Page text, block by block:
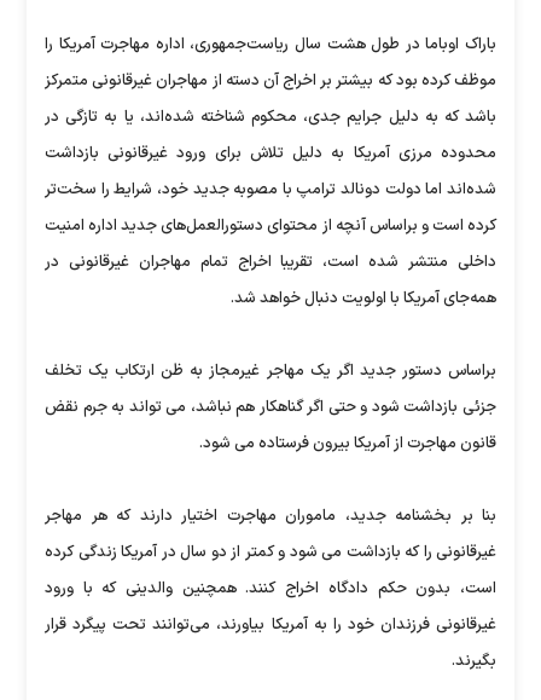
باراک اوباما در طول هشت سال ریاست‌جمهوری، اداره مهاجرت آمریکا را
موظف کرده بود که بیشتر بر اخراج آن دسته از مهاجران غیرقانونی متمرکز
باشد که به دلیل جرایم جدی، محکوم شناخته شده‌اند، یا به تازگی در
محدوده مرزی آمریکا به دلیل تلاش برای ورود غیرقانونی بازداشت
شده‌اند اما دولت دونالد ترامپ با مصوبه جدید خود، شرایط را سخت‌تر
کرده است و براساس آنچه از محتوای دستورالعمل‌های جدید اداره امنیت
داخلی منتشر شده است، تقریبا اخراج تمام مهاجران غیرقانونی در
همه‌جای آمریکا با اولویت دنبال خواهد شد.
براساس دستور جدید اگر یک مهاجر غیرمجاز به ظن ارتکاب یک تخلف
جزئی بازداشت شود و حتی اگر گناهکار هم نباشد، می تواند به جرم نقض
قانون مهاجرت از آمریکا بیرون فرستاده می شود.
بنا بر بخشنامه جدید، ماموران مهاجرت اختیار دارند که هر مهاجر
غیرقانونی‌ را که بازداشت می شود و کمتر از دو سال در آمریکا زندگی کرده
است، بدون حکم دادگاه اخراج کنند. همچنین والدینی که با ورود
غیرقانونی فرزندان خود را به آمریکا بیاورند، می‌توانند تحت پیگرد قرار
بگیرند.